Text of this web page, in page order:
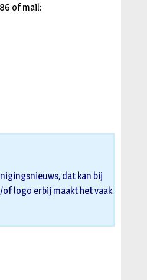
of mail:
dat kan bij
logo erbij maakt het vaak